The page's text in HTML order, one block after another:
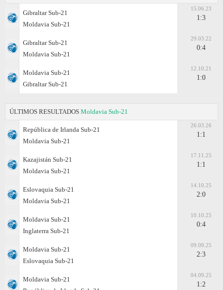
Gibraltar Sub-21
Moldavia Sub-21
15.06.23
1:3
Gibraltar Sub-21
Moldavia Sub-21
29.03.22
0:4
Moldavia Sub-21
Gibraltar Sub-21
12.10.21
1:0
ÚLTIMOS RESULTADOS Moldavia Sub-21
República de Irlanda Sub-21
Moldavia Sub-21
26.03.26
1:1
Kazajistán Sub-21
Moldavia Sub-21
17.11.25
1:1
Eslovaquia Sub-21
Moldavia Sub-21
14.10.25
2:0
Moldavia Sub-21
Inglaterra Sub-21
10.10.25
0:4
Moldavia Sub-21
Eslovaquia Sub-21
09.09.25
2:3
Moldavia Sub-21
04.09.25
1:2